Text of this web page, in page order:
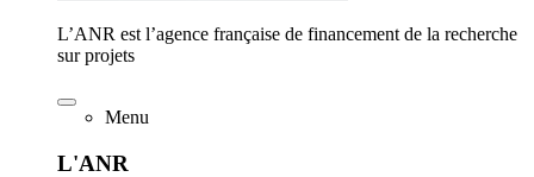
L’ANR est l’agence française de financement de la recherche
sur projets
Menu
L'ANR